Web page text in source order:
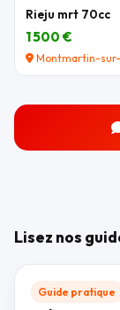
Rieju mrt 70cc
1 500 €
Montmartin-
Lisez nos
Guide pratique